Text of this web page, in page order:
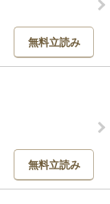
無料立読み
無料立読み